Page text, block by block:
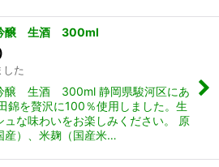
醸 生酒 300ml
した
醸 生酒 300ml 静岡県駿河区にあ
錦を贅沢に100％使用しました。生
ュな味わいをお楽しみください。 原
産）、米麹（国産米…